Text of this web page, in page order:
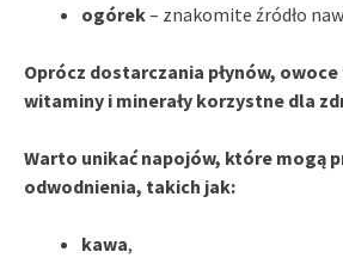
ogórek– znakomite źródło
Oprócz dostarczania płynów,
witaminy i minerały korzystne dla
Warto unikać napojów, które mogą
odwodnienia, takich jak:
kawa,